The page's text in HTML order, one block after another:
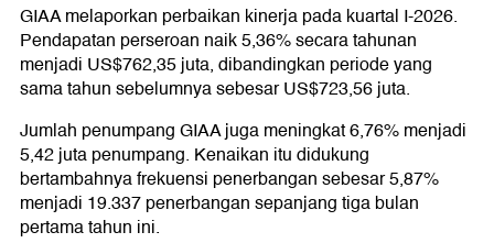
GIAA melaporkan perbaikan kinerja pada kuartal I-2026.
Pendapatan perseroan naik 5,36% secara tahunan
menjadi US$762,35 juta, dibandingkan periode yang
sama tahun sebelumnya sebesar US$723,56 juta.
Jumlah penumpang GIAA juga meningkat 6,76% menjadi
5,42 juta penumpang. Kenaikan itu didukung
bertambahnya frekuensi penerbangan sebesar 5,87%
menjadi 19.337 penerbangan sepanjang tiga bulan
pertama tahun ini.